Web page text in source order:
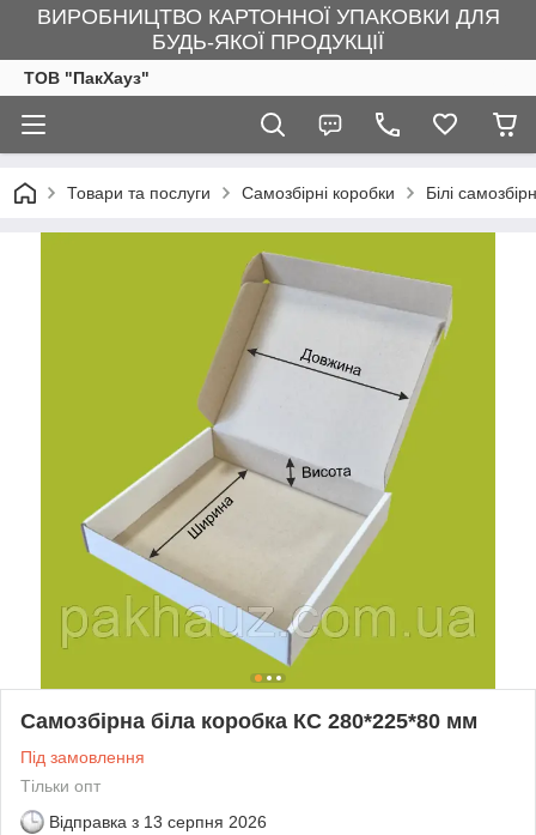
ВИРОБНИЦТВО КАРТОННОЇ УПАКОВКИ ДЛЯ
БУДЬ-ЯКОЇ ПРОДУКЦІЇ
ТОВ "ПакХауз"
Товари та послуги Самозбірні коробки Білі
Самозбірна біла коробка КС 280*225*80 мм
Під замовлення
Тільки опт
Відправка з 13 серпня 2026